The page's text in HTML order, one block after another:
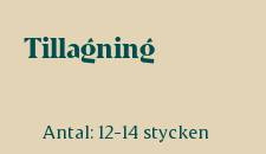
Tillagning
Antal: 12-14 stycken